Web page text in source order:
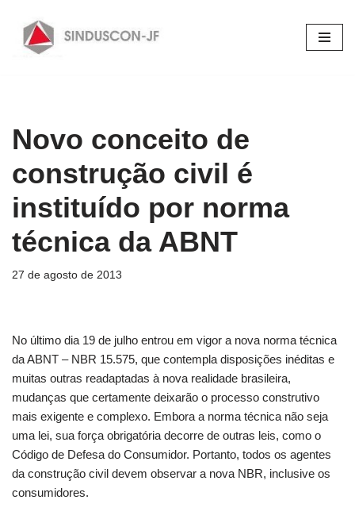
Pular
Novo conceito de
construção civil é
instituído por norma
técnica da ABNT
27 de agosto de 2013
No último dia 19 de julho entrou em vigor a nova norma técnica
da ABNT – NBR 15.575, que contempla disposições inéditas e
muitas outras readaptadas à nova realidade brasileira,
mudanças que certamente deixarão o processo construtivo
mais exigente e complexo. Embora a norma técnica não seja
uma lei, sua força obrigatória decorre de outras leis, como o
Código de Defesa do Consumidor. Portanto, todos os agentes
da construção civil devem observar a nova NBR, inclusive os
consumidores.